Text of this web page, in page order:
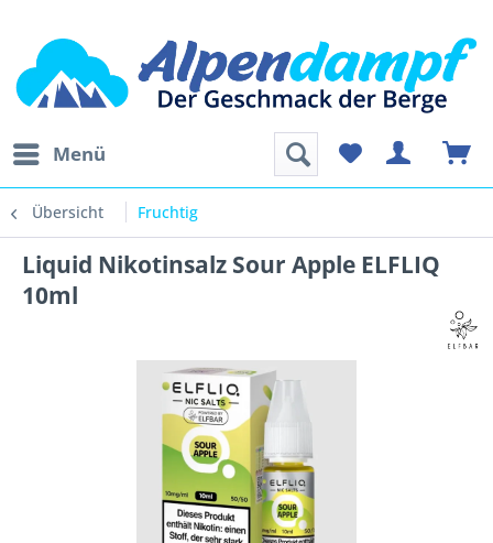
Menü
Übersicht Fruchtig
Liquid Nikotinsalz Sour Apple ELFLIQ
10ml